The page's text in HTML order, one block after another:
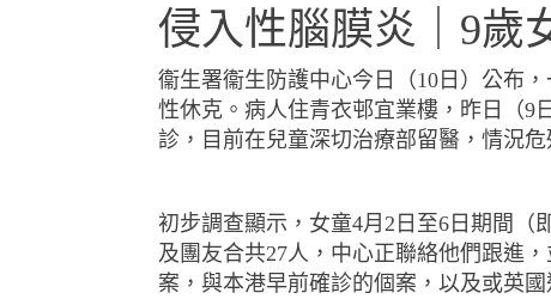
侵入性腦膜炎｜9歲
衞生署衞生防護中心今日（10 日）公布
性休克。病人住青衣邨宜業樓，昨日（9
診，目前在兒童深切治療部留醫，情況危
初步調查顯示，女童4月 2 日至6 日期間（
及團友合共27人，中心正聯絡他們跟進
案，與本港早前確診的個案，以及或英